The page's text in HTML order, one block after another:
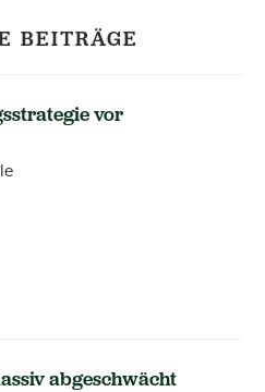
BEITRÄGE
vor
abgeschwächt